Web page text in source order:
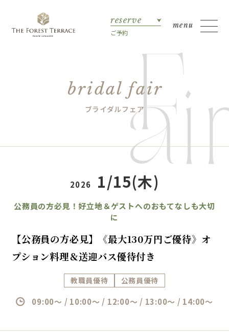
reserve
ご予約
bridal fair
ブライダルフェア
2026 1/15(木)
公務員の方必見！好立地＆ゲストへのおもてなしも大切
に
【公務員の方必見】《最大130万円ご優待》オ
プション料理＆送迎バス優待付き
教職員優待 公務員優待
09:00～ / 10:00～ / 12:00～ / 13:00～ / 14:00～